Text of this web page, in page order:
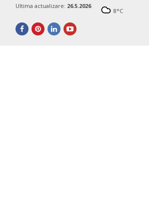
Ultima actualizare: 26.5.2026
8°C